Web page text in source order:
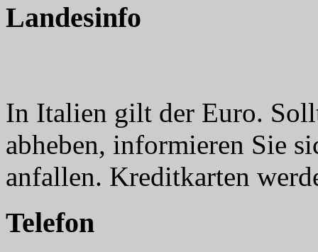
Landesinfo
In Italien gilt der Euro.
abheben, informieren Sie
anfallen. Kreditkarten
Telefon